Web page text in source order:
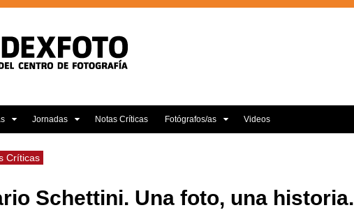
Jornadas Notas Críticas Fotógrafos/as Videos
Críticas
Schettini. Una foto, una historia.